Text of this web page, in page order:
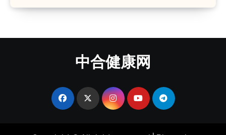
中合健康网